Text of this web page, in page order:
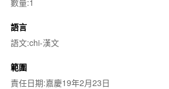
語言
語文:chi-漢文
範圍
責任日期:嘉慶19年2月23日